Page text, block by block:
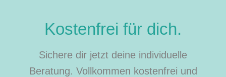
Kostenfrei für dich.
Sichere dir jetzt deine individuelle
Beratung. Vollkommen kostenfrei und